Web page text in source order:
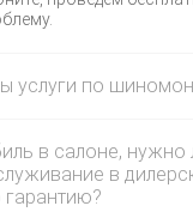
услуги по
в салоне, нужно
в